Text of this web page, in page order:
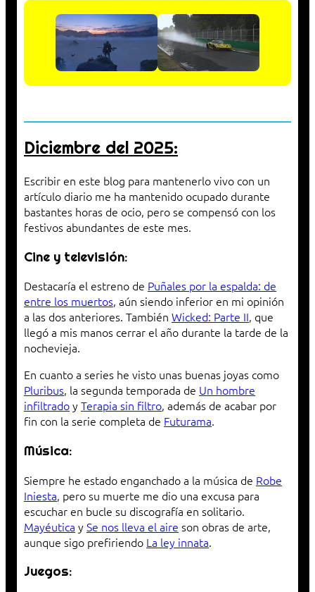
Diciembre del 2025:
Escribir en este blog para mantenerlo vivo con un
artículo diario me ha mantenido ocupado durante
bastantes horas de ocio, pero se compensó con los
festivos abundantes de este mes.
Cine y televisión:
Destacaría el estreno de Puñales por la espalda: de
entre los muertos, aún siendo inferior en mi opinión
a las dos anteriores. También Wicked: Parte II, que
llegó a mis manos cerrar el año durante la tarde de la
nochevieja.
En cuanto a series he visto unas buenas joyas como
Pluribus, la segunda temporada de Un hombre
infiltradoy Terapia sin filtro, además de acabar por
fin con la serie completa de Futurama.
Música:
Siempre he estado enganchado a la música de Robe
Iniesta, pero su muerte me dio una excusa para
escuchar en bucle su discografía en solitario.
Mayéutica y Se nos lleva el aire son obras de arte,
aunque sigo prefiriendo La ley innata.
Juegos: